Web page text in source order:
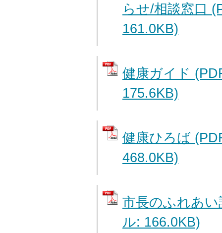
らせ/相談窓口
161.0KB)
健康ガイド
175.6KB)
健康ひろば
468.0KB)
市長のふれあ
ル: 166.0KB)